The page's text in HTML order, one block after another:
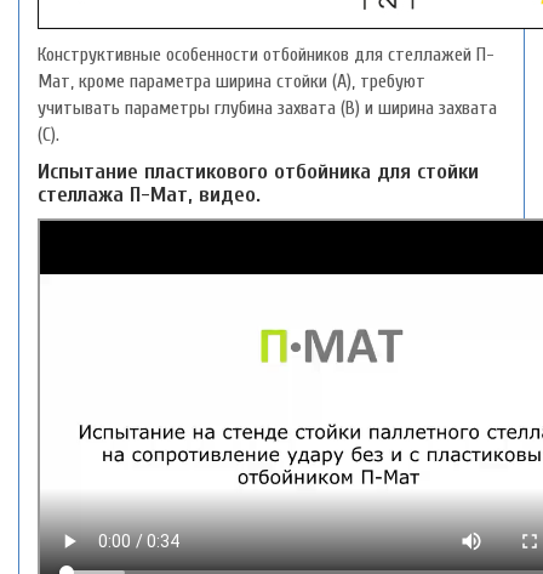
Конструктивные особенности отбойников для стеллажей П-
Мат, кроме параметра ширина стойки (А), требуют
учитывать параметры глубина захвата (В) и ширина захвата
(С).
Испытание пластикового отбойника для стойки
стеллажа П-Мат, видео.